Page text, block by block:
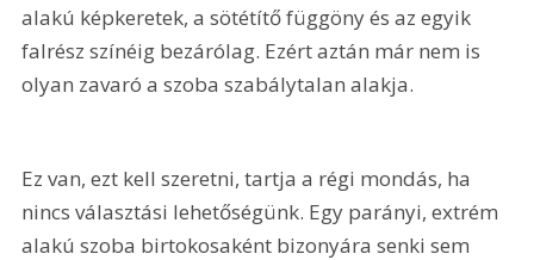
alakú képkeretek, a sötétítő függöny és az egyik
falrész színéig bezárólag. Ezért aztán már nem is
olyan zavaró a szoba szabálytalan alakja.
Ez van, ezt kell szeretni, tartja a régi mondás, ha
nincs választási lehetőségünk. Egy parányi, extrém
alakú szoba birtokosaként bizonyára senki sem